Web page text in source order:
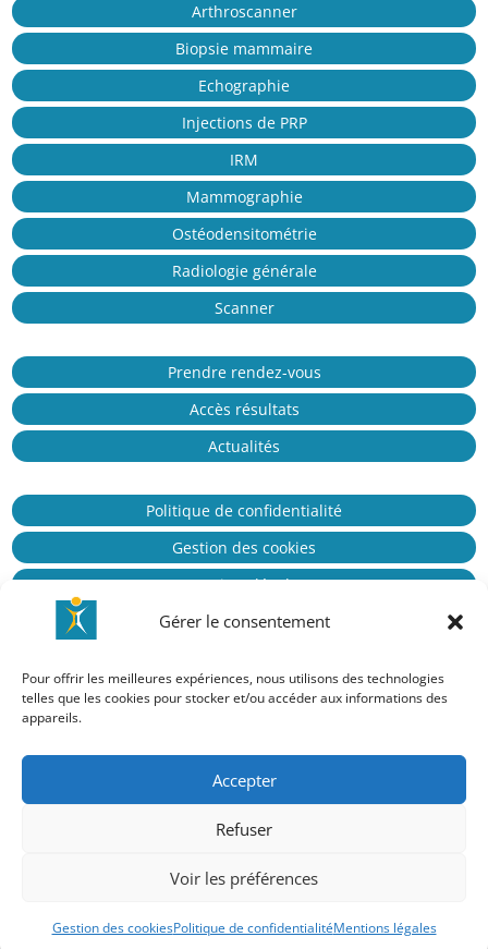
Gérer le consentement
Pour offrir les meilleures expériences, nous utilisons des technologies
telles que les cookies pour stocker et/ou accéder aux informations des
appareils.
Accepter
Refuser
Voir les préférences
Gestion des cookiesPolitique de confidentialitéMentions légales
Arthroscanner
Biopsie mammaire
Echographie
Injections de PRP
IRM
Mammographie
Ostéodensitométrie
Radiologie générale
Scanner
Prendre rendez-vous
Accès résultats
Actualités
Politique de confidentialité
Gestion des cookies
Mentions légales
Actualités